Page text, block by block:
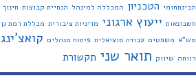
הבינתחומי הטכניון המכללה למינהל הנחיית קבוצות חינוך
חשבונאות ייעוץ ארגוני מדיניות ציבורית מכללת רמת גן
מש"א משפטים עבודה סוציאלית פיתוח מנהלים קואצ'ינג
רווחה שיווק תואר שני תקשורת